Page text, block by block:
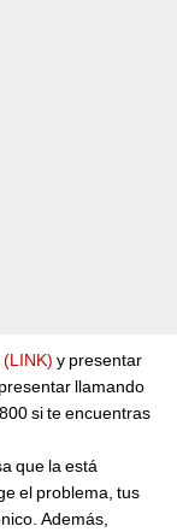
y presentar
llamando
si te encuentras
que la está
el problema, tus
Además,